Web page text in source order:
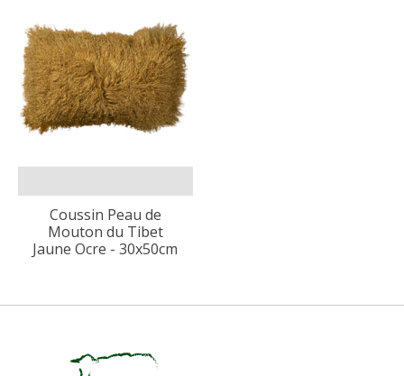
Coussin Peau de
Mouton du Tibet
Jaune Ocre - 30x50cm